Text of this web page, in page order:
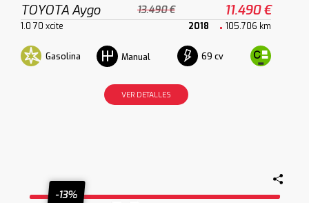
TOYOTA Aygo 13.490 € 11.490 €
1.0 70 xcite 2018 105.706 km
Gasolina Manual 69 cv
VER DETALLES
-13%